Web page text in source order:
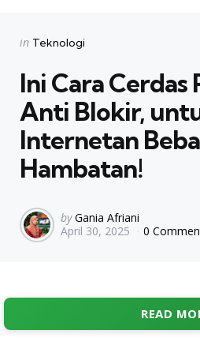
Categories
Posted
in Teknologi
Ini Cara
Anti Blokir,
Internetan
Hambatan!
Posted
by
by Gania Afriani
April 30, 2025
0
READ